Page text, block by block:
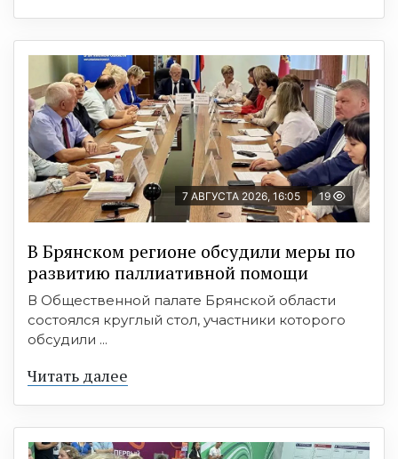
7 АВГУСТА 2026, 16:05 19
В Брянском регионе обсудили меры по
развитию паллиативной помощи
В Общественной палате Брянской области
состоялся круглый стол, участники которого
обсудили ...
Читать далее